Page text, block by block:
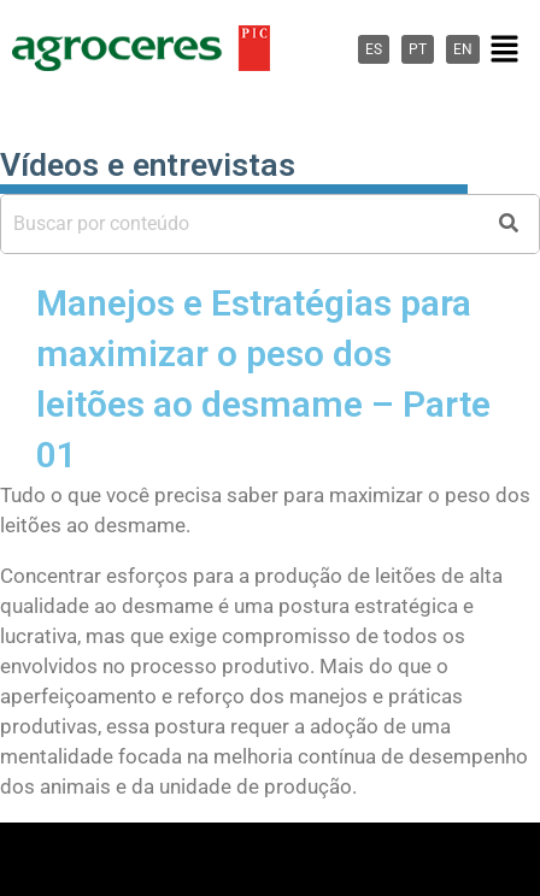
al
contenido
ES PT EN
Vídeos e entrevistas
Manejos e Estratégias para
maximizar o peso dos
leitões ao desmame – Parte
01
Tudo o que você precisa saber para maximizar o peso dos
leitões ao desmame.
Concentrar esforços para a produção de leitões de alta
qualidade ao desmame é uma postura estratégica e
lucrativa, mas que exige compromisso de todos os
envolvidos no processo produtivo. Mais do que o
aperfeiçoamento e reforço dos manejos e práticas
produtivas, essa postura requer a adoção de uma
mentalidade focada na melhoria contínua de desempenho
dos animais e da unidade de produção.